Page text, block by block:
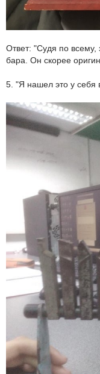
Ответ: "Судя по всему,
бара. Он скорее
5. "Я нашел это у себя